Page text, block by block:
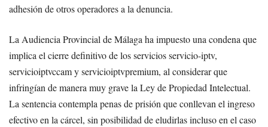
adhesión de otros operadores a la denuncia.
La Audiencia Provincial de Málaga ha impuesto una condena que
implica el cierre definitivo de los servicios servicio-iptv,
servicioiptvccam y servicioiptvpremium, al considerar que
infringían de manera muy grave la Ley de Propiedad Intelectual.
La sentencia contempla penas de prisión que conllevan el ingreso
efectivo en la cárcel, sin posibilidad de eludirlas incluso en el caso